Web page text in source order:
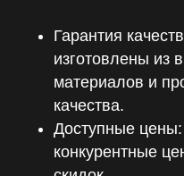
Гарантия
изготовлены из
материалов и
качества.
Доступные
конкурентные
Разработка
Соцсети
экстремистской организацией и